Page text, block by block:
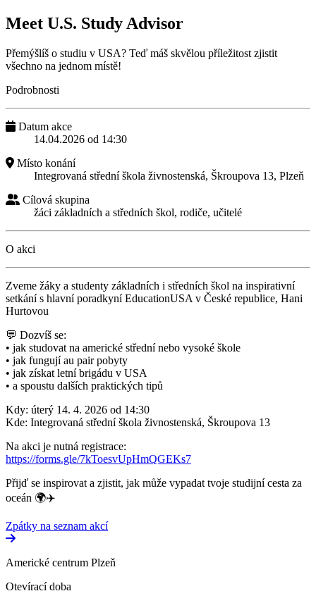
Meet U.S. Study Advisor
Přemýšlíš o studiu v USA? Teď máš skvělou příležitost zjistit
všechno na jednom místě!
Podrobnosti
Datum akce
14.04.2026 od 14:30
Místo konání
Integrovaná střední škola živnostenská, Škroupova 13, Plzeň
Cílová skupina
žáci základních a středních škol, rodiče, učitelé
O akci
Zveme žáky a studenty základních i středních škol na inspirativní
setkání s hlavní poradkyní EducationUSA v České republice, Hani
Hurtovou
💬 Dozvíš se:
• jak studovat na americké střední nebo vysoké škole
• jak fungují au pair pobyty
• jak získat letní brigádu v USA
• a spoustu dalších praktických tipů
Kdy: úterý 14. 4. 2026 od 14:30
Kde: Integrovaná střední škola živnostenská, Škroupova 13
Na akci je nutná registrace:
https://forms.gle/7kToesvUpHmQGEKs7
Přijď se inspirovat a zjistit, jak může vypadat tvoje studijní cesta za
oceán 🌍✈️
Zpátky na seznam akcí
Americké centrum Plzeň
Otevírací doba